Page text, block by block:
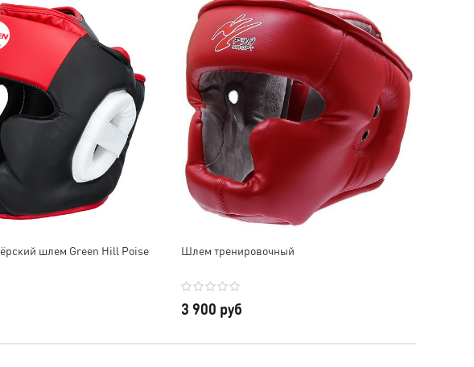
шлем Green Hill Poise Шлем тренировочный
3 900 руб
удовольствием!
Обязательно в будущем
приобрету другую
продукцию. Всем ос!
В общем, очень довольны,
будем сотрудничать еще 😊
Отдельное спасибо за
скидку и наклейки, очень
приятно!